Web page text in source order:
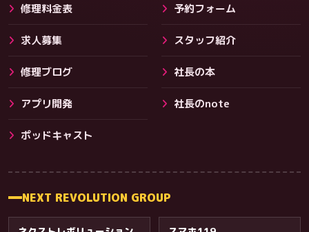
その他サービス
修理料金表 予約フォーム
求人募集 スタッフ紹介
修理ブログ 社長の本
アプリ開発 社長のnote
ポッドキャスト
NEXT REVOLUTION GROUP